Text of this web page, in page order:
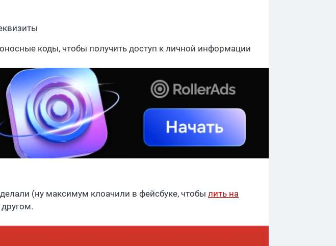
коды, чтобы получить доступ к личной информации
(ну максимум клоачили в фейсбуке, чтобы лить на